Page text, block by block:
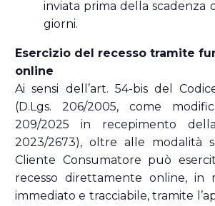
inviata prima della scadenza
giorni.
Esercizio del recesso tramite
online
Ai sensi dell’art. 54-bis del
(D.Lgs. 206/2005, come
209/2025 in recepimento
2023/2673), oltre alle modalità
Cliente Consumatore può
recesso direttamente online, in
immediato e tracciabile, tramite